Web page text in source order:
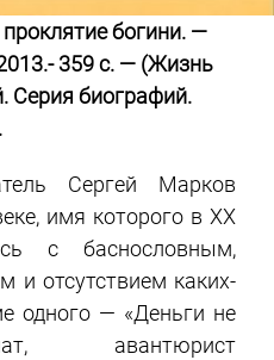
богини. —
359 с. — (Жизнь
Серия биографий.
Сергей Марков
имя которого в XX
с баснословным,
и отсутствием каких-
одного — «Деньги не
авантюрист